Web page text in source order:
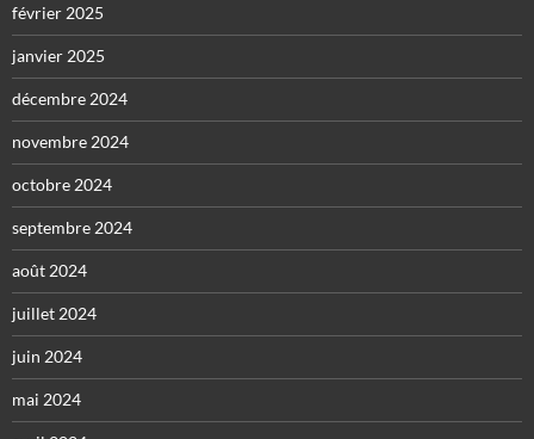
février 2025
janvier 2025
décembre 2024
novembre 2024
octobre 2024
septembre 2024
août 2024
juillet 2024
juin 2024
mai 2024